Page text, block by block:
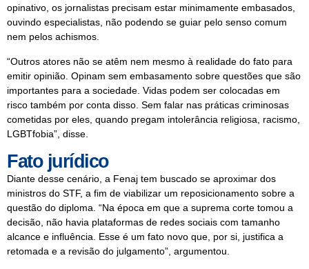
opinativo, os jornalistas precisam estar minimamente embasados,
ouvindo especialistas, não podendo se guiar pelo senso comum
nem pelos achismos.
“Outros atores não se atêm nem mesmo à realidade do fato para
emitir opinião. Opinam sem embasamento sobre questões que são
importantes para a sociedade. Vidas podem ser colocadas em
risco também por conta disso. Sem falar nas práticas criminosas
cometidas por eles, quando pregam intolerância religiosa, racismo,
LGBTfobia”, disse.
Fato jurídico
Diante desse cenário, a Fenaj tem buscado se aproximar dos
ministros do STF, a fim de viabilizar um reposicionamento sobre a
questão do diploma. “Na época em que a suprema corte tomou a
decisão, não havia plataformas de redes sociais com tamanho
alcance e influência. Esse é um fato novo que, por si, justifica a
retomada e a revisão do julgamento”, argumentou.